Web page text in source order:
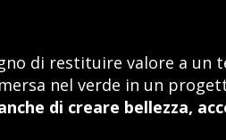
di restituire valore a
nel verde in un
di creare bellezza,